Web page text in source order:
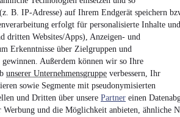
B. IP-Adresse) auf Ihrem Endgerät speichern
erfolgt für personalisierte Inhalte und
dritten Websites/Apps), Anzeigen- und
Erkenntnisse über Zielgruppen und
Außerdem können wir so Ihre
unserer Unternehmensgruppe verbessern, Ihr
sowie Segmente mit pseudonymisierten
und Dritten über unsere Partner einen
Werbung und die Möglichkeit anbieten, ähnliche
by
oder Leasing-Angebote
gibt es bei mobile.de